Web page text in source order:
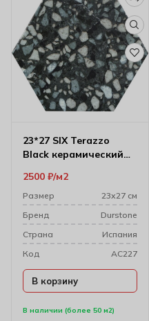
23*27 SIX Terazzo
Black керамический
В наличии (более 50 м2)
2500 ₽ м2
Размер
23х27 см
Бренд
Durstone
Cтрана
Испания
Код
AC227
В корзину